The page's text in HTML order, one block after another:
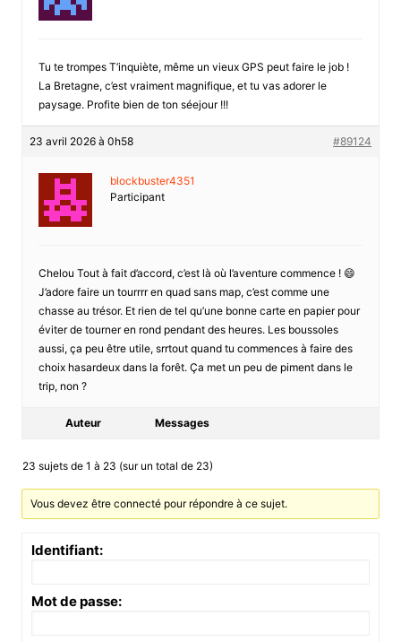
Tu te trompes T’inquiète, même un vieux GPS peut faire le job !
La Bretagne, c’est vraiment magnifique, et tu vas adorer le
paysage. Profite bien de ton séejour !!!
23 avril 2026 à 0h58 #89124
blockbuster4351
Participant
Chelou Tout à fait d’accord, c’est là où l’aventure commence ! 😄
J’adore faire un tourrrr en quad sans map, c’est comme une
chasse au trésor. Et rien de tel qu’une bonne carte en papier pour
éviter de tourner en rond pendant des heures. Les boussoles
aussi, ça peu être utile, srrtout quand tu commences à faire des
choix hasardeux dans la forêt. Ça met un peu de piment dans le
trip, non ?
Auteur Messages
23 sujets de 1 à 23 (sur un total de 23)
Vous devez être connecté pour répondre à ce sujet.
Identifiant:
Mot de passe: